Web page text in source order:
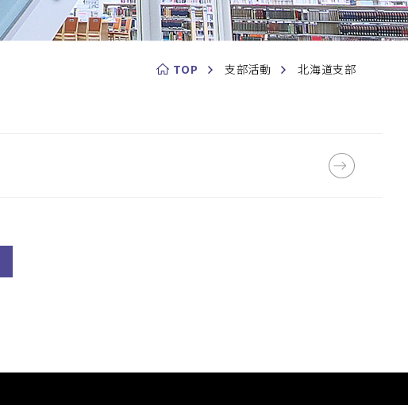
TOP 支部活動 北海道支部